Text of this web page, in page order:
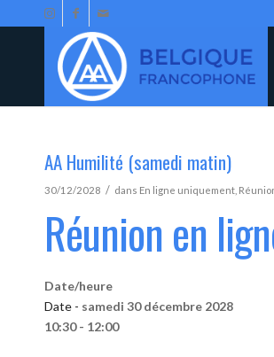
AA Humilité (samedi matin)
30/12/2028 / dans En ligne uniquement
Réunion en
Date/heure
Date - samedi 30 décembre 2028
10:30 - 12:00